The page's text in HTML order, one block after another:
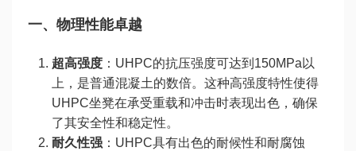
一、物理性能卓越
超高强度 ：UHPC的抗压强度可达到150MPa以
上，是普通混凝土的数倍。这种高强度特性使得
UHPC坐凳在承受重载和冲击时表现出色，确保
了其安全性和稳定性。
耐久性强 ：UHPC具有出色的耐候性和耐腐蚀